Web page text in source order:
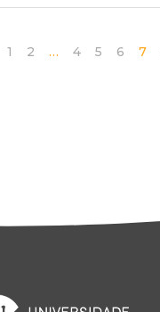
1 2 … 4 5 6 7